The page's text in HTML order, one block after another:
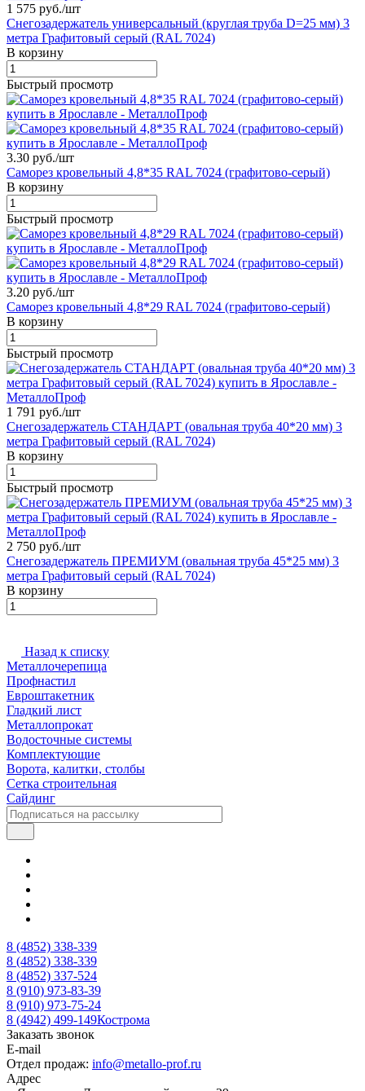
1 575 руб./шт
Снегозадержатель универсальный (круглая труба D=25 мм) 3
метра Графитовый серый (RAL 7024)
В корзину
Быстрый просмотр
3.30 руб./шт
Саморез кровельный 4,8*35 RAL 7024 (графитово-серый)
В корзину
Быстрый просмотр
3.20 руб./шт
Саморез кровельный 4,8*29 RAL 7024 (графитово-серый)
В корзину
Быстрый просмотр
1 791 руб./шт
Снегозадержатель СТАНДАРТ (овальная труба 40*20 мм) 3
метра Графитовый серый (RAL 7024)
В корзину
Быстрый просмотр
2 750 руб./шт
Снегозадержатель ПРЕМИУМ (овальная труба 45*25 мм) 3
метра Графитовый серый (RAL 7024)
В корзину
Назад к списку
Металлочерепица
Профнастил
Евроштакетник
Гладкий лист
Металлопрокат
Водосточные системы
Комплектующие
Ворота, калитки, столбы
Сетка строительная
Сайдинг
8 (4852) 338-339
8 (4852) 338-339
8 (4852) 337-524
8 (910) 973-83-39
8 (910) 973-75-24
8 (4942) 499-149Кострома
Заказать звонок
E-mail
Отдел продаж: info@metallo-prof.ru
Адрес